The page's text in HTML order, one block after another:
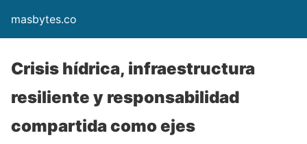
masbytes.co
Crisis hídrica, infraestructura
resiliente y responsabilidad
compartida como ejes